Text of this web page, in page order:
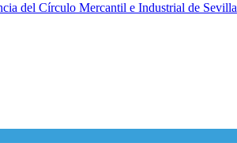
del Círculo Mercantil e Industrial de Sevilla